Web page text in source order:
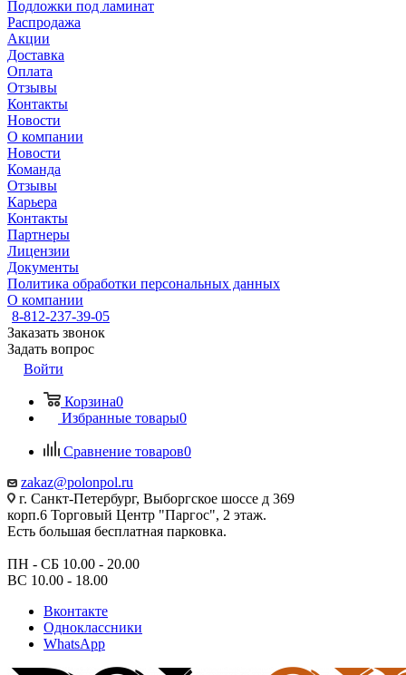
Подложки под ламинат
Распродажа
Акции
Доставка
Оплата
Отзывы
Контакты
Новости
О компании
Новости
Команда
Отзывы
Карьера
Контакты
Партнеры
Лицензии
Документы
Политика обработки персональных данных
О компании
8-812-237-39-05
Заказать звонок
Задать вопрос
Войти
Корзина0
Избранные товары0
Сравнение товаров0
zakaz@polonpol.ru
г. Санкт-Петербург, Выборгское шоссе д 369
корп.6 Торговый Центр "Паргос", 2 этаж.
Есть большая бесплатная парковка.
ПН - СБ 10.00 - 20.00
ВС 10.00 - 18.00
Вконтакте
Одноклассники
WhatsApp